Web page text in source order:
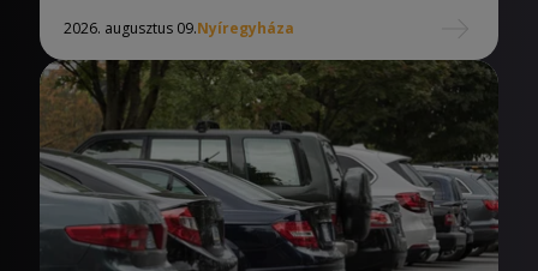
2026. augusztus 09.Nyíregyháza